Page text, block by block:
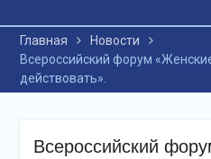
Главная
Новости
Всероссийский форум
действовать».
Всероссийский